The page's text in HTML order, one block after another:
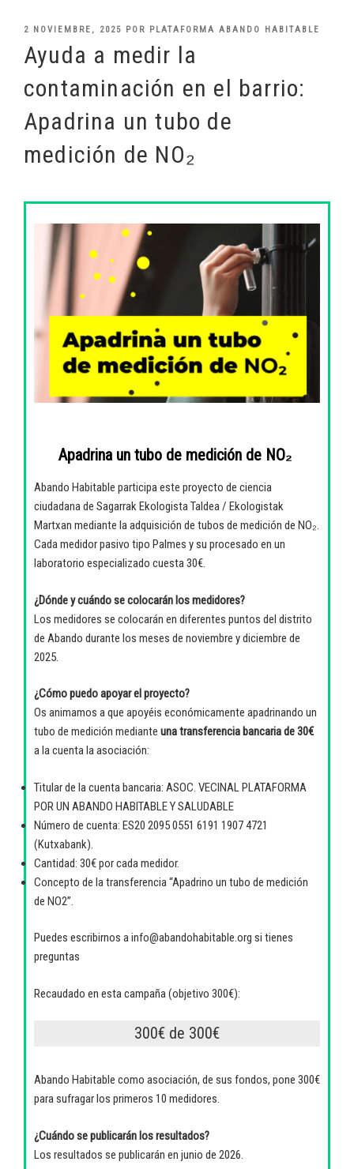
PUBLICADO
2 NOVIEMBRE, 2025 POR PLATAFORMA ABANDO HABITABLE
Ayuda a medir la
contaminación en el barrio:
Apadrina un tubo de
medición de NO₂
Apadrina un tubo de medición de NO₂
Abando Habitable participa este proyecto de ciencia
ciudadana de Sagarrak Ekologista Taldea / Ekologistak
Martxan mediante la adquisición de tubos de medición de NO₂.
Cada medidor pasivo tipo Palmes y su procesado en un
laboratorio especializado cuesta 30€.
¿Dónde y cuándo se colocarán los medidores?
Los medidores se colocarán en diferentes puntos del distrito
de Abando durante los meses de noviembre y diciembre de
2025.
¿Cómo puedo apoyar el proyecto?
Os animamos a que apoyéis económicamente apadrinando un
tubo de medición mediante una transferencia bancaria de 30€
a la cuenta la asociación:
Titular de la cuenta bancaria: ASOC. VECINAL PLATAFORMA
POR UN ABANDO HABITABLE Y SALUDABLE
Número de cuenta: ES20 2095 0551 6191 1907 4721
(Kutxabank).
Cantidad: 30€ por cada medidor.
Concepto de la transferencia “Apadrino un tubo de medición
de NO2”.
Puedes escribirnos a info@abandohabitable.org si tienes
preguntas
Recaudado en esta campaña (objetivo 300€):
300€ de 300€
Abando Habitable como asociación, de sus fondos, pone 300€
para sufragar los primeros 10 medidores.
¿Cuándo se publicarán los resultados?
Los resultados se publicarán en junio de 2026.